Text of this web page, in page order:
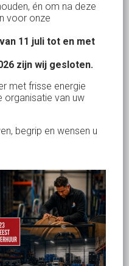
wij op
wilden
De
dit keer
eigen
werden
alles
die wij op
deelden,
en groot
en tot de
én om na deze
voor onze
van 11 juli tot en met
zijn wij gesloten.
met frisse energie
organisatie van uw
begrip en wensen u